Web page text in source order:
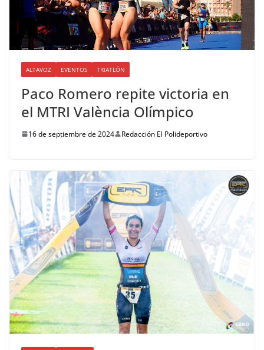
ALTAVOZ EVENTOS TRIATLÓN
Paco Romero repite victoria en
el MTRI València Olímpico
16 de septiembre de 2024 Redacción El Polideportivo